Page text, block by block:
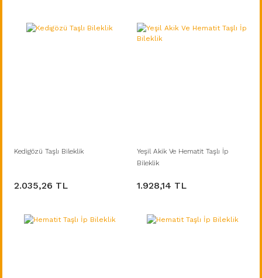
Kedigözü Taşlı Bileklik
2.035,26 TL
Yeşil Akik Ve Hematit Taşlı İp
Bileklik
1.928,14 TL